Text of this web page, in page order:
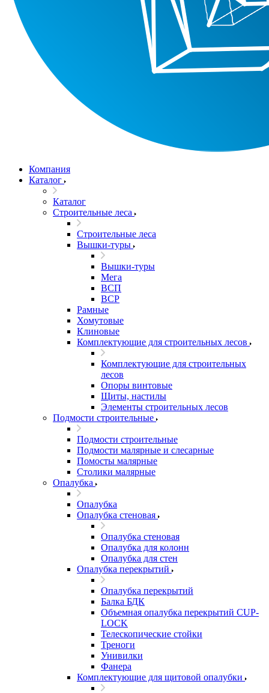
Компания
Каталог
Каталог
Строительные леса
Строительные леса
Вышки-туры
Вышки-туры
Мега
ВСП
ВСР
Рамные
Хомутовые
Клиновые
Комплектующие для строительных лесов
Комплектующие для строительных
лесов
Опоры винтовые
Щиты, настилы
Элементы строительных лесов
Подмости строительные
Подмости строительные
Подмости малярные и слесарные
Помосты малярные
Столики малярные
Опалубка
Опалубка
Опалубка стеновая
Опалубка стеновая
Опалубка для колонн
Опалубка для стен
Опалубка перекрытий
Опалубка перекрытий
Балка БДК
Объемная опалубка перекрытий CUP-
LOCK
Телескопические стойки
Треноги
Унивилки
Фанера
Комплектующие для щитовой опалубки